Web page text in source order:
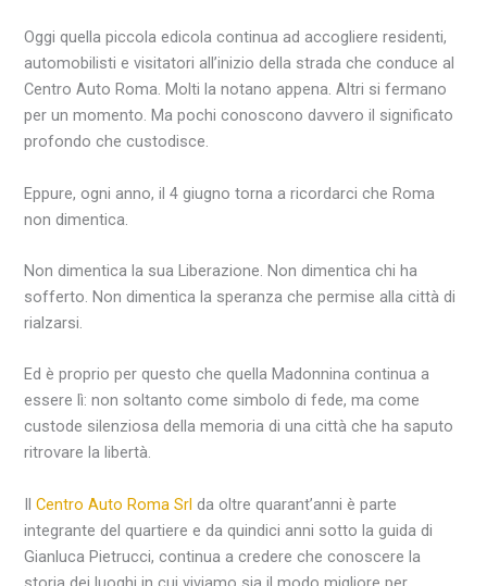
Oggi quella piccola edicola continua ad accogliere residenti,
automobilisti e visitatori all’inizio della strada che conduce al
Centro Auto Roma. Molti la notano appena. Altri si fermano
per un momento. Ma pochi conoscono davvero il significato
profondo che custodisce.
Eppure, ogni anno, il 4 giugno torna a ricordarci che Roma
non dimentica.
Non dimentica la sua Liberazione. Non dimentica chi ha
sofferto. Non dimentica la speranza che permise alla città di
rialzarsi.
Ed è proprio per questo che quella Madonnina continua a
essere lì: non soltanto come simbolo di fede, ma come
custode silenziosa della memoria di una città che ha saputo
ritrovare la libertà.
IlCentro Auto Roma Srl da oltre quarant’anni è parte
integrante del quartiere e da quindici anni sotto la guida di
Gianluca Pietrucci, continua a credere che conoscere la